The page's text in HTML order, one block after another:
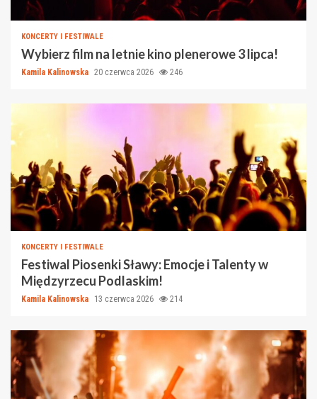
KONCERTY I FESTIWALE
Wybierz film na letnie kino plenerowe 3 lipca!
Kamila Kalinowska 20 czerwca 2026 246
KONCERTY I FESTIWALE
Festiwal Piosenki Sławy: Emocje i Talenty w
Międzyrzecu Podlaskim!
Kamila Kalinowska 13 czerwca 2026 214